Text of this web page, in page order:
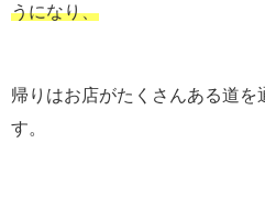
うになり、
帰りはお店がたくさんある道を
す。